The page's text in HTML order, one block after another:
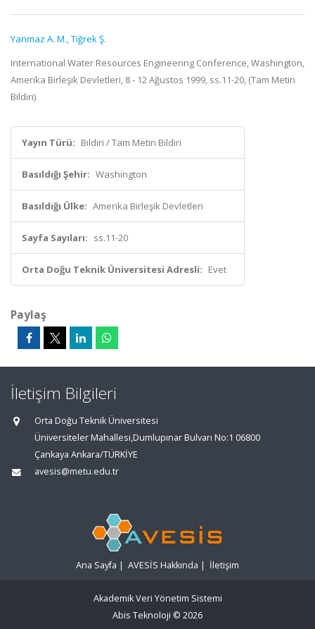
Yanmaz A. M.,Tiğrek Ş.
International Water Resources Engineering Conference, Washington,
Amerika Birleşik Devletleri, 8 - 12 Ağustos 1999, ss.11-20, (Tam Metin
Bildiri)
Yayın Türü: Bildiri / Tam Metin Bildiri
Basıldığı Şehir: Washington
Basıldığı Ülke: Amerika Birleşik Devletleri
Sayfa Sayıları: ss.11-20
Orta Doğu Teknik Üniversitesi Adresli: Evet
Paylaş
İletişim Bilgileri
Orta Doğu Teknik Üniversitesi
Üniversiteler Mahallesi,Dumlupınar Bulvarı No:1 06800
Çankaya Ankara/TÜRKİYE
avesis@metu.edu.tr
Ana Sayfa | AVESİS Hakkında | İletişim
Akademik Veri Yönetim Sistemi
Abis Teknoloji © 2026